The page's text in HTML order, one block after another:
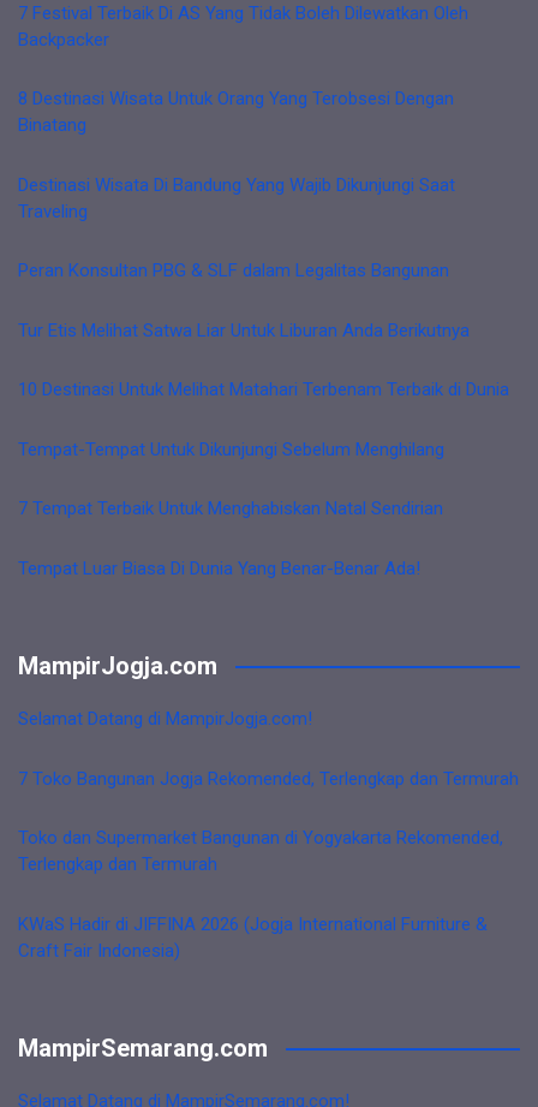
7 Festival Terbaik Di AS Yang Tidak Boleh Dilewatkan Oleh
Backpacker
8 Destinasi Wisata Untuk Orang Yang Terobsesi Dengan
Binatang
Destinasi Wisata Di Bandung Yang Wajib Dikunjungi Saat
Traveling
Peran Konsultan PBG & SLF dalam Legalitas Bangunan
Tur Etis Melihat Satwa Liar Untuk Liburan Anda Berikutnya
10 Destinasi Untuk Melihat Matahari Terbenam Terbaik di Dunia
Tempat-Tempat Untuk Dikunjungi Sebelum Menghilang
7 Tempat Terbaik Untuk Menghabiskan Natal Sendirian
Tempat Luar Biasa Di Dunia Yang Benar-Benar Ada!
MampirJogja.com
Selamat Datang di MampirJogja.com!
7 Toko Bangunan Jogja Rekomended, Terlengkap dan Termurah
Toko dan Supermarket Bangunan di Yogyakarta Rekomended,
Terlengkap dan Termurah
KWaS Hadir di JIFFINA 2026 (Jogja International Furniture &
Craft Fair Indonesia)
MampirSemarang.com
Selamat Datang di MampirSemarang.com!